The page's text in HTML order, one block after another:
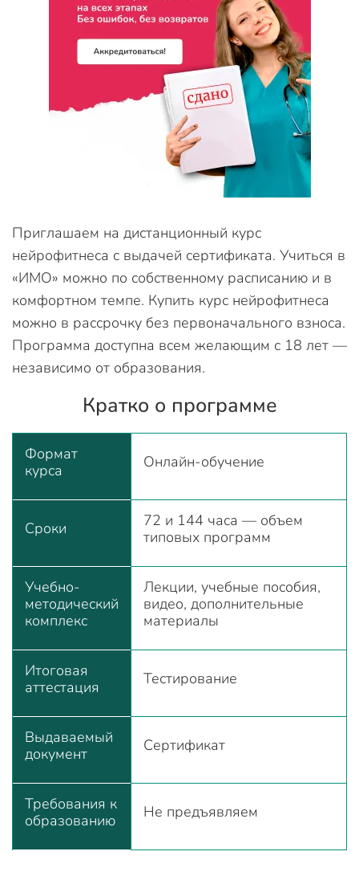
Приглашаем на дистанционный курс
нейрофитнеса с выдачей сертификата. Учиться в
«ИМО» можно по собственному расписанию и в
комфортном темпе. Купить курс нейрофитнеса
можно в рассрочку без первоначального взноса.
Программа доступна всем желающим с 18 лет —
независимо от образования.
Кратко о программе
Формат
курса
Онлайн-обучение
Сроки
72 и 144 часа — объем
типовых программ
Учебно-
методический
комплекс
Лекции, учебные пособия,
видео, дополнительные
материалы
Итоговая
аттестация
Тестирование
Выдаваемый
документ
Сертификат
Требования к
образованию
Не предъявляем